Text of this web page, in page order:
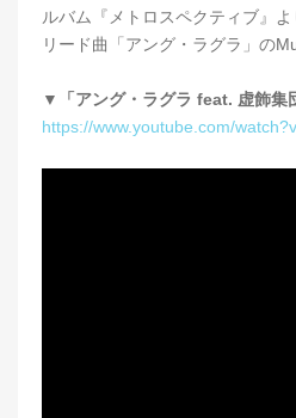
ルバム『メトロスペクティブ』
リード曲「アング・ラグラ」の
▼「アング・ラグラ feat. 虚飾集
https://www.youtube.com/